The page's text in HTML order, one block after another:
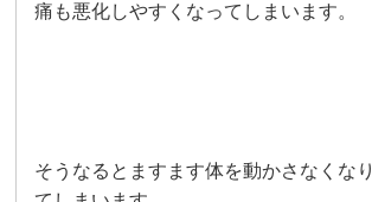
痛も悪化しやすくなってしまいます。
そうなるとますます体を動かさなくなり